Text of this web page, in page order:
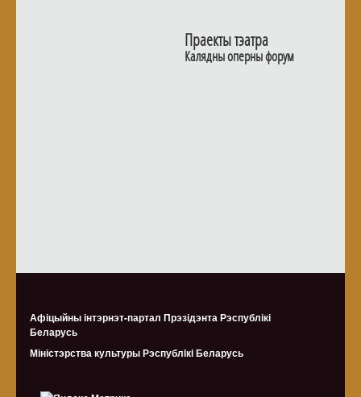
Праекты тэатра
Калядны оперны форум
Афіцыйны інтэрнэт-партал Прэзідэнта Рэспублікі
Беларусь
Міністэрства культуры Рэспублiкi Беларусь